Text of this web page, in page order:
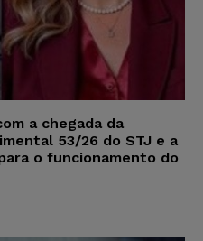
a chegada da
53/26 do STJ e a
o funcionamento do